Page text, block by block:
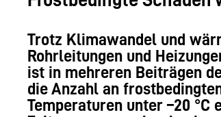
Trotz Klimawandel und
Rohrleitungen und
ist in mehreren Beiträgen
die Anzahl an
Temperaturen unter –20